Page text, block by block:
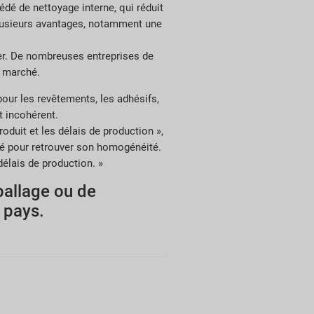
de nettoyage interne, qui réduit
avantages, notamment une
De nombreuses entreprises de
les revêtements, les adhésifs,
incohérent.
et les délais de production »,
pour retrouver son homogénéité.
de production. »
ou de